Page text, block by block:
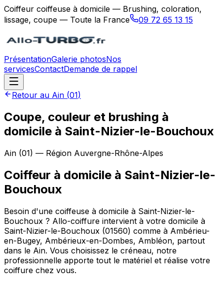
Coiffeur coiffeuse à domicile — Brushing, coloration,
lissage, coupe — Toute la France
09 72 65 13 15
PrésentationGalerie photosNos
servicesContactDemande de rappel
Retour au Ain (01)
Coupe, couleur et brushing à
domicile à Saint-Nizier-le-Bouchoux
Ain (01) — Région Auvergne-Rhône-Alpes
Coiffeur à domicile à Saint-Nizier-le-
Bouchoux
Besoin d'une coiffeuse à domicile à Saint-Nizier-le-
Bouchoux ? Allo-coiffure intervient à votre domicile à
Saint-Nizier-le-Bouchoux (01560) comme à Ambérieu-
en-Bugey, Ambérieux-en-Dombes, Ambléon, partout
dans le Ain. Vous choisissez le créneau, notre
professionnelle apporte tout le matériel et réalise votre
coiffure chez vous.